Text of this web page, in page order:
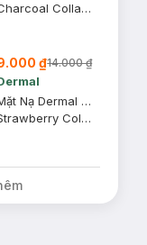
Charcoal Collagen Essence Mask
₫14.000 ₫
Mặt Nạ Dermal Chiết Xuất Quả Dâu Dưỡng Sáng Da 23g
Strawberry Collagen Essence Mask